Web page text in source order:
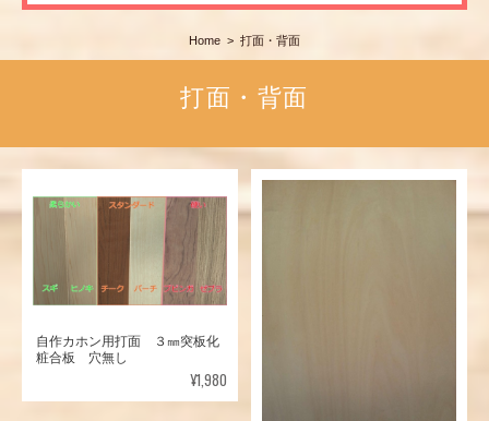
Home 打面・背面
打面・背面
自作カホン用打面 ３㎜突板化
粧合板 穴無し
¥1,980